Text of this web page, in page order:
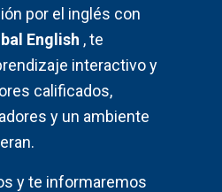
por el inglés con
English , te
interactivo y
calificados,
y un ambiente
y te informaremos